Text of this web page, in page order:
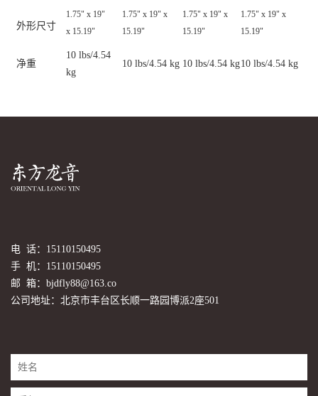
外形尺寸
1.75" x 19"
x 15.19"
1.75" x 19" x
15.19"
1.75" x 19" x
15.19"
1.75" x 19" x
15.19"
净重
10 lbs/4.54
kg
10 lbs/4.54 kg 10 lbs/4.54 kg10 lbs/4.54 kg
电 话：15110150495
手 机：15110150495
邮 箱：bjdfly88@163.co
公司地址：北京市丰台区长顺一路园博派2座501